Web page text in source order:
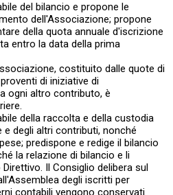
del bilancio e propone le
dell'Associazione; propone
della quota annuale d'iscrizione
entro la data della prima
costituito dalle quote di
di iniziative di
ogni altro contributo, è
della raccolta e della custodia
e degli altri contributi, nonché
predispone e redige il bilancio
la relazione di bilancio e li
Il Consiglio delibera sul
degli iscritti per
contabili vengono conservati